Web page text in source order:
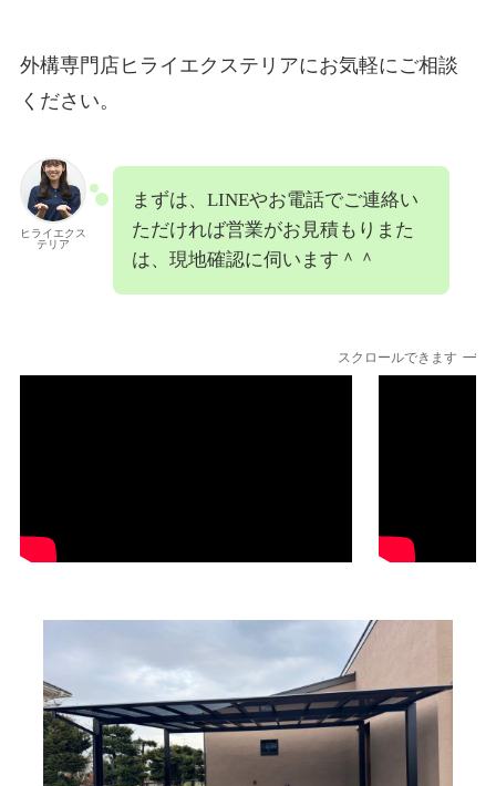
外構専門店ヒライエクステリアにお気軽にご相談
ください。
ヒライエクス
テリア
まずは、LINEやお電話でご連絡い
ただければ営業がお見積もりまた
は、現地確認に伺います＾＾
スクロールできます